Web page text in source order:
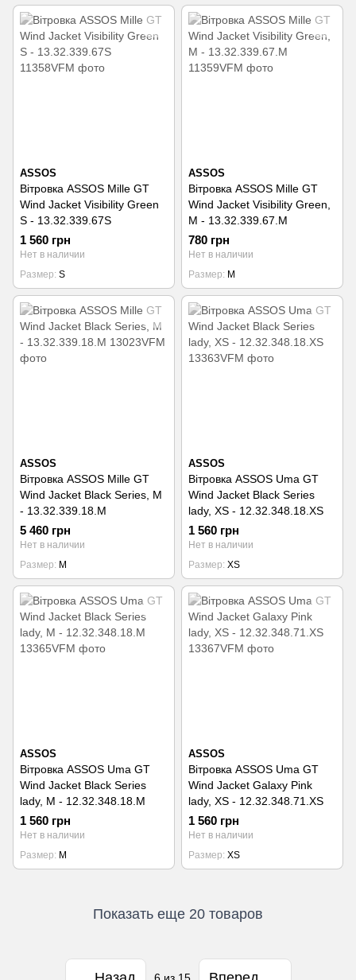
ASSOS
Вітровка ASSOS Mille GT
Wind Jacket Visibility Green
S - 13.32.339.67S
1 560 грн
Нет в наличии
Размер S
ASSOS
Вітровка ASSOS Mille GT
Wind Jacket Visibility Green,
M - 13.32.339.67.M
780 грн
Нет в наличии
Размер
M
ASSOS
Вітровка ASSOS Mille GT
Wind Jacket Black Series, M
- 13.32.339.18.M
5 460 грн
Нет в наличии
Размер
M
ASSOS
Вітровка ASSOS Uma GT
Wind Jacket Black Series
lady, XS - 12.32.348.18.XS
1 560 грн
Нет в наличии
Размер XS
ASSOS
Вітровка ASSOS Uma GT
Wind Jacket Black Series
lady, M - 12.32.348.18.M
1 560 грн
Нет в наличии
Размер
M
ASSOS
Вітровка ASSOS Uma GT
Wind Jacket Galaxy Pink
lady, XS - 12.32.348.71.XS
1 560 грн
Нет в наличии
Размер XS
Показать еще 20 товаров